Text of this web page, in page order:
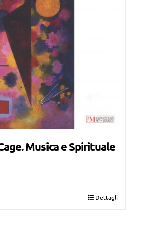
Musica e Spirituale
Dettagli